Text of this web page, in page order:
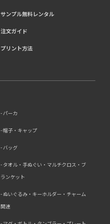
サンプル無料レンタル
注文ガイド
プリント方法
パーカ
帽子・キャップ
バッグ
タオル・手ぬぐい・マルチクロス・ブ
ランケット
ぬいぐるみ・キーホルダー・チャーム
関連